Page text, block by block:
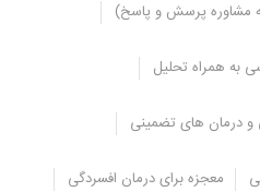
مشاوره پرسش و پاسخ)
به همراه تحلیل
و درمان های تضمینی
معجزه برای درمان افسردگی
اضطراب می شوند که بالاخره خود را
را در ذهنش ذخیره کند که مبادا